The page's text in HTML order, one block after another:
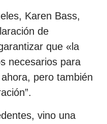
Karen Bass,
de
que «la
necesarios para
pero también
vino una